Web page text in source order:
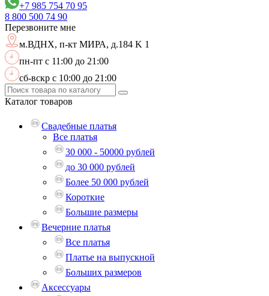
+7 985 754 70 95
8 800 500 74 90
Перезвоните мне
м.ВДНХ, п-кт МИРА, д.184 K 1
пн-пт с 11:00 до 21:00
сб-вскр с 10:00 до 21:00
Каталог товаров
Свадебные платья
Все платья
30 000 - 50000 рублей
до 30 000 рублей
Более 50 000 рублей
Короткие
Большие размеры
Вечерние платья
Все платья
Платье на выпускной
Больших размеров
Аксессуары